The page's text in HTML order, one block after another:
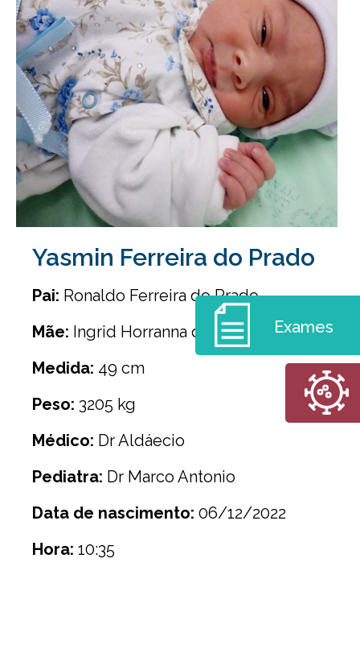
Yasmin Ferreira do Prado
Pai: Ronaldo Ferreira do Prado
Mãe: Ingrid Horranna de Oliveira
Medida: 49 cm
Peso: 3205 kg
Médico: Dr Aldáecio
Pediatra: Dr Marco Antonio
Data de nascimento: 06/12/2022
Hora: 10:35
Exames